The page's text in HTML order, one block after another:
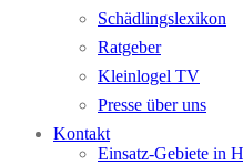
Schädlingslexikon
Ratgeber
Kleinlogel TV
Presse über uns
Kontakt
Einsatz-Gebiete in